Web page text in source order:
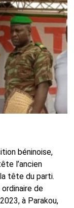
béninoise,
l’ancien
tête du parti.
de
à Parakou,